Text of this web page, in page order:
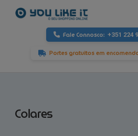
Fale Connosco: +351 224
Portes gratuitos em
Colares